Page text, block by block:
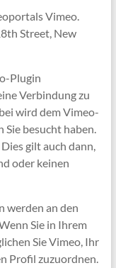
Vimeo.
Street, New
Plugin
Verbindung zu
wird dem Vimeo-
Sie besucht haben.
gilt auch dann,
oder keinen
werden an den
Sie in Ihrem
Sie Vimeo, Ihr
Profil zuzuordnen.